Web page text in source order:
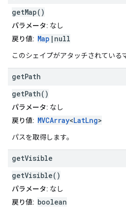
getMap()
パラメータ: なし
戻り値: Map |null
このシェイプがアタッチされている
getPath
getPath()
パラメータ: なし
戻り値: MVCArray<LatLng>
パスを取得します。
getVisible
getVisible()
パラメータ: なし
戻り値: boolean